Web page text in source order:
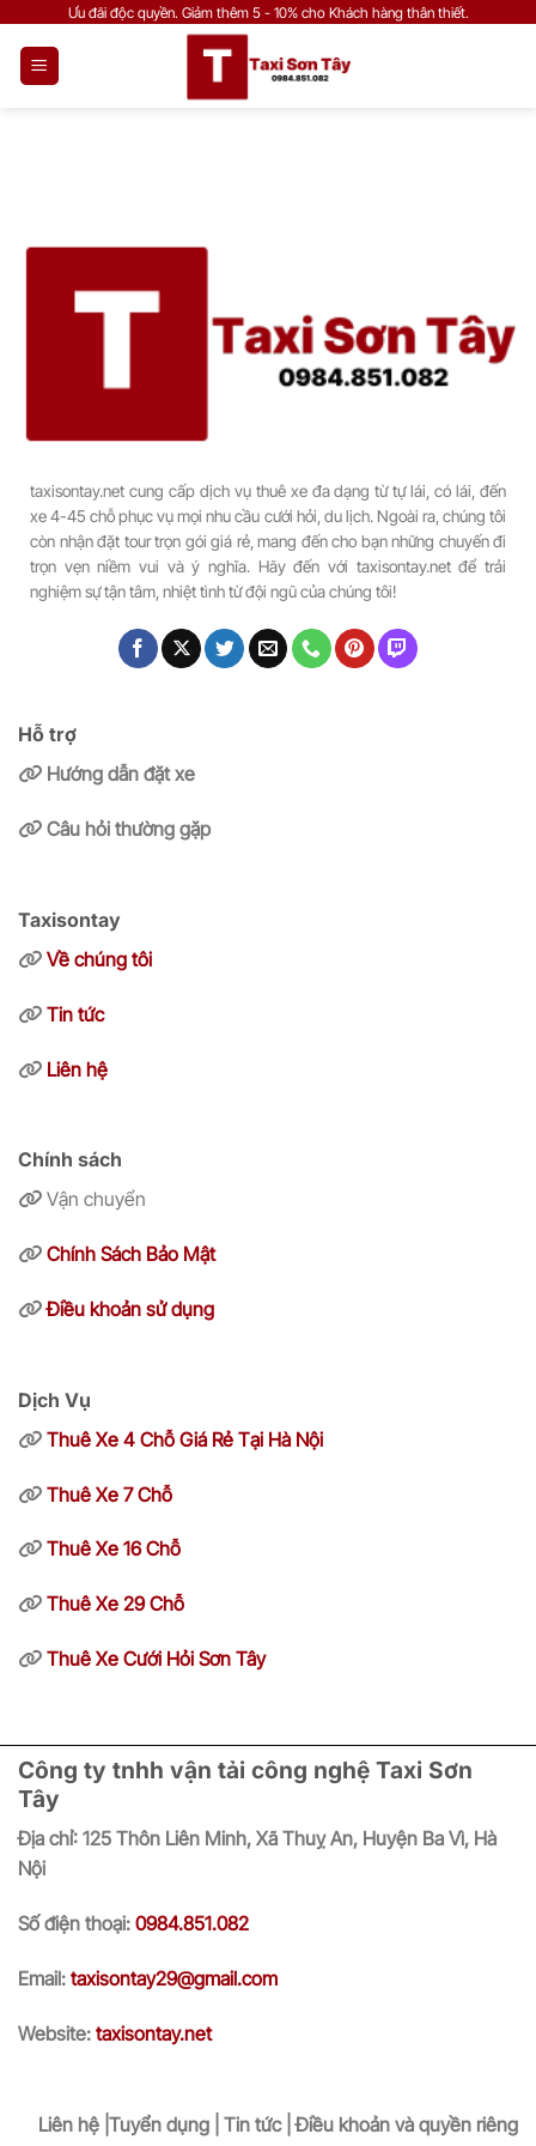
qua
Ưu đãi độc quyền. Giảm thêm 5 - 10% cho Khách hàng thân thiết.
taxisontay.net cung cấp dịch vụ thuê xe đa dạng từ tự lái, có lái, đến
xe 4-45 chỗ phục vụ mọi nhu cầu cưới hỏi, du lịch. Ngoài ra, chúng tôi
còn nhận đặt tour trọn gói giá rẻ, mang đến cho bạn những chuyến đi
trọn vẹn niềm vui và ý nghĩa. Hãy đến với taxisontay.net để trải
nghiệm sự tận tâm, nhiệt tình từ đội ngũ của chúng tôi!
Hỗ trợ
Hướng dẫn đặt xe
Câu hỏi thường gặp
Taxisontay
Về chúng tôi
Tin tức
Liên hệ
Chính sách
Vận chuyển
Chính Sách Bảo Mật
Điều khoản sử dụng
Dịch Vụ
Thuê Xe 4 Chỗ Giá Rẻ Tại Hà Nội
Thuê Xe 7 Chỗ
Thuê Xe 16 Chỗ
Thuê Xe 29 Chỗ
Thuê Xe Cưới Hỏi Sơn Tây
Công ty tnhh vận tải công nghệ Taxi Sơn
Tây
Địa chỉ: 125 Thôn Liên Minh, Xã Thuỵ An, Huyện Ba Vì, Hà
Nội
Số điện thoại: 0984.851.082
Email: taxisontay29@gmail.com
Website: taxisontay.net
Liên hệ |Tuyển dụng | Tin tức | Điều khoản và quyền riêng